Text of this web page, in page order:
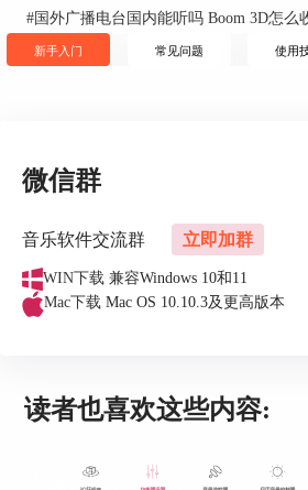
点击添加歌曲选项后出现如图3
在弹窗中找到四六级听力材料的
力材料后点击下方的“打开”按钮
图3：导入英语四六级
导入本地听力材料后，我们可以
#国外广播电台国内能听吗 Boom 3D怎么
新手入门 常见问题 使用
微信群
音乐软件交流群 立即加群
WIN下载 兼容Windows 10和11
Mac下载 Mac OS 10.10.3及更高版本
读者也喜欢这些内容: